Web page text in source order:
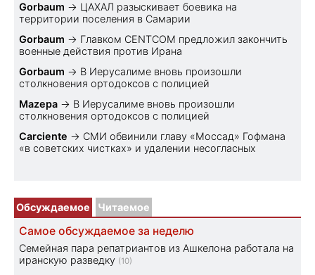
Gorbaum → ЦАХАЛ разыскивает боевика на
территории поселения в Самарии
Gorbaum → Главком CENTCOM предложил закончить
военные действия против Ирана
Gorbaum → В Иерусалиме вновь произошли
столкновения ортодоксов с полицией
Mazepa → В Иерусалиме вновь произошли
столкновения ортодоксов с полицией
Carciente → СМИ обвинили главу «Моссад» Гофмана
«в советских чистках» и удалении несогласных
Обсуждаемое Читаемое
Самое обсуждаемое за неделю
Семейная пара репатриантов из Ашкелона работала на
иранскую разведку (10)